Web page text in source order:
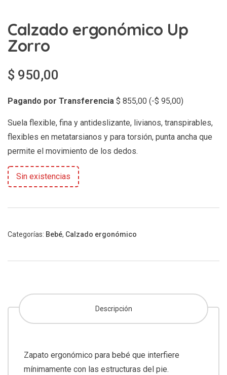
Calzado ergonómico Up
Zorro
$ 950,00
Pagando por Transferencia $ 855,00 (-$ 95,00)
Suela flexible, fina y antideslizante, livianos, transpirables,
flexibles en metatarsianos y para torsión, punta ancha que
permite el movimiento de los dedos.
Sin existencias
Categorías: Bebé, Calzado ergonómico
Descripción
Zapato ergonómico para bebé que interfiere
mínimamente con las estructuras del pie.